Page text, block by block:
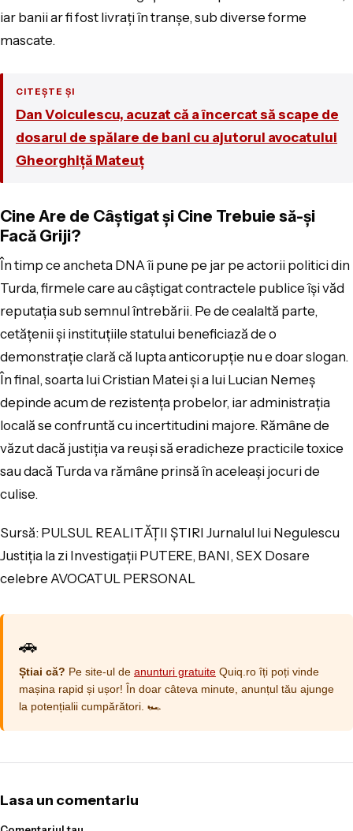
iar banii ar fi fost livrați în tranșe, sub diverse forme
mascate.
CITEȘTE ȘI
Dan Voiculescu, acuzat că a încercat să scape de
dosarul de spălare de bani cu ajutorul avocatului
Gheorghiță Mateuț
Cine Are de Câștigat și Cine Trebuie să-și
Facă Griji?
În timp ce ancheta DNA îi pune pe jar pe actorii politici din
Turda, firmele care au câștigat contractele publice își văd
reputația sub semnul întrebării. Pe de cealaltă parte,
cetățenii și instituțiile statului beneficiază de o
demonstrație clară că lupta anticorupție nu e doar slogan.
În final, soarta lui Cristian Matei și a lui Lucian Nemeș
depinde acum de rezistența probelor, iar administrația
locală se confruntă cu incertitudini majore. Rămâne de
văzut dacă justiția va reuși să eradicheze practicile toxice
sau dacă Turda va rămâne prinsă în aceleași jocuri de
culise.
Sursă: PULSUL REALITĂȚII ȘTIRI Jurnalul lui Negulescu
Justiția la zi Investigații PUTERE, BANI, SEX Dosare
celebre AVOCATUL PERSONAL
🚗
Știai că? Pe site-ul de anunturi gratuite Quiq.ro îți poți vinde
mașina rapid și ușor! În doar câteva minute, anunțul tău ajunge
la potențialii cumpărători. 🏎️
Lasa un comentariu